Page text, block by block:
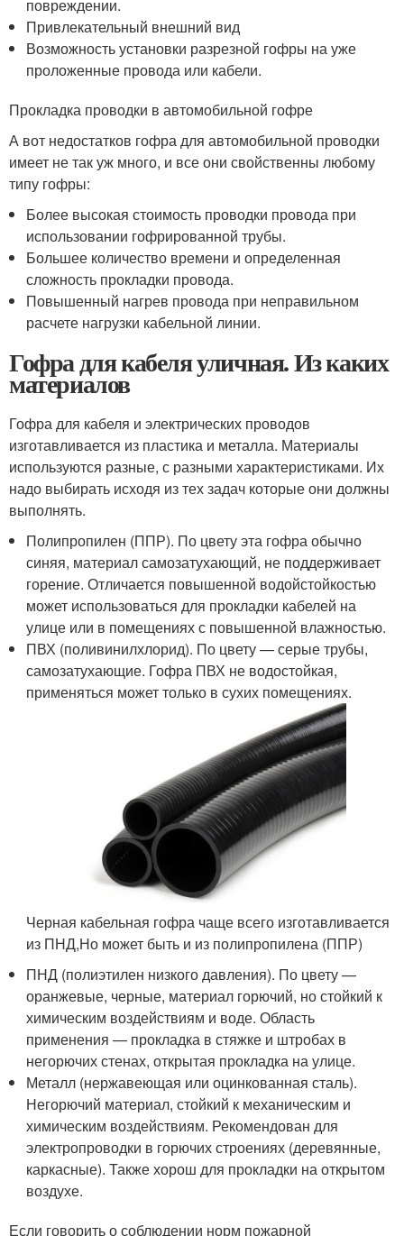
повреждении.
Привлекательный внешний вид
Возможность установки разрезной гофры на уже
проложенные провода или кабели.
Прокладка проводки в автомобильной гофре
А вот недостатков гофра для автомобильной проводки
имеет не так уж много, и все они свойственны любому
типу гофры:
Более высокая стоимость проводки провода при
использовании гофрированной трубы.
Большее количество времени и определенная
сложность прокладки провода.
Повышенный нагрев провода при неправильном
расчете нагрузки кабельной линии.
Гофра для кабеля уличная. Из каких
материалов
Гофра для кабеля и электрических проводов
изготавливается из пластика и металла. Материалы
используются разные, с разными характеристиками. Их
надо выбирать исходя из тех задач которые они должны
выполнять.
Полипропилен (ППР). По цвету эта гофра обычно
синяя, материал самозатухающий, не поддерживает
горение. Отличается повышенной водойстойкостью
может использоваться для прокладки кабелей на
улице или в помещениях с повышенной влажностью.
ПВХ (поливинилхлорид). По цвету — серые трубы,
самозатухающие. Гофра ПВХ не водостойкая,
применяться может только в сухих помещениях.
Черная кабельная гофра чаще всего изготавливается
из ПНД,Но может быть и из полипропилена (ППР)
ПНД (полиэтилен низкого давления). По цвету —
оранжевые, черные, материал горючий, но стойкий к
химическим воздействиям и воде. Область
применения — прокладка в стяжке и штробах в
негорючих стенах, открытая прокладка на улице.
Металл (нержавеющая или оцинкованная сталь).
Негорючий материал, стойкий к механическим и
химическим воздействиям. Рекомендован для
электропроводки в горючих строениях (деревянные,
каркасные). Также хорош для прокладки на открытом
воздухе.
Если говорить о соблюдении норм пожарной